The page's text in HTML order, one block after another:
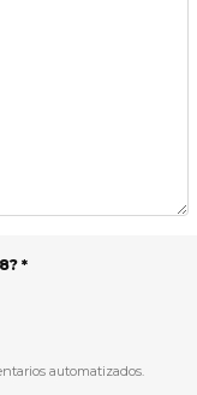
*
automatizados.